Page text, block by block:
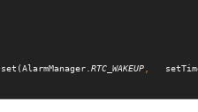
RTC_WAKEUP